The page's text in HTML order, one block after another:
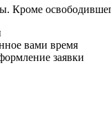
Кроме
вами время
заявки